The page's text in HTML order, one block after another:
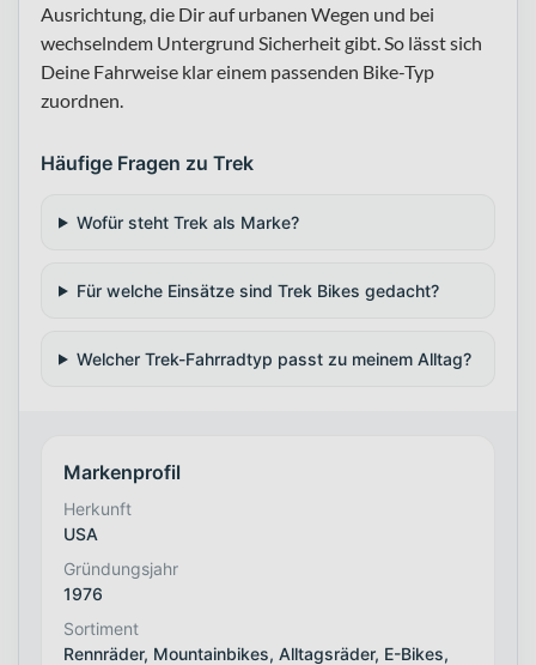
Ausrichtung, die Dir auf urbanen Wegen und bei
wechselndem Untergrund Sicherheit gibt. So lässt sich
Deine Fahrweise klar einem passenden Bike-Typ
zuordnen.
Häufige Fragen zu Trek
Wofür steht Trek als Marke?
Für welche Einsätze sind Trek Bikes gedacht?
Welcher Trek-Fahrradtyp passt zu meinem Alltag?
Markenprofil
Herkunft
USA
Gründungsjahr
1976
Sortiment
Rennräder, Mountainbikes, Alltagsräder, E-Bikes,